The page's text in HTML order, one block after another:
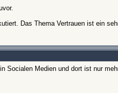
Das Thema Vertrauen ist ein
Socialen Medien und dort ist nur